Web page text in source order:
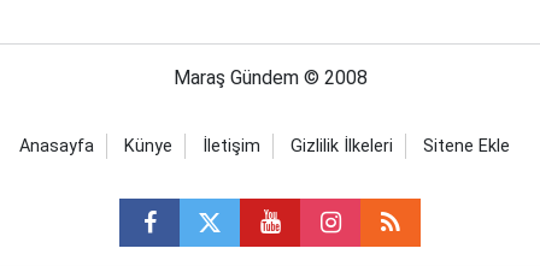
Maraş Gündem © 2008
Anasayfa Künye İletişim Gizlilik İlkeleri Sitene Ekle